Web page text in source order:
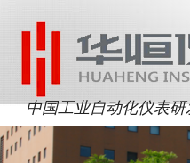
中国工业自动化仪表研